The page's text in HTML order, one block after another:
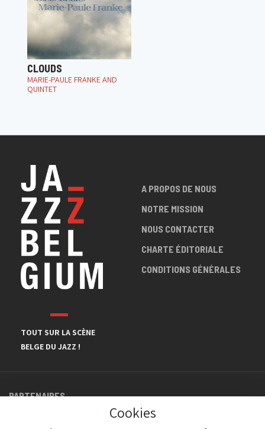
CLOUDS
MARIE-PAULE FRANKE AND
QUINTET
TOUT SUR LA SCÈNE
BELGE DU JAZZ !
A PROPOS DE NOUS
NOTRE MISSION
NOUS CONTACTER
CHARTE ÉDITORIALE
CONDITIONS GÉNÉRALES
PARTENAIRES
Cookies